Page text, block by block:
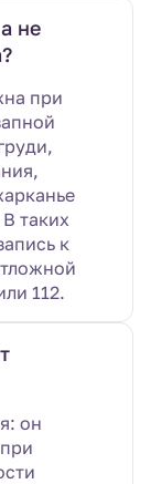
не
при
таких
к
112.
он